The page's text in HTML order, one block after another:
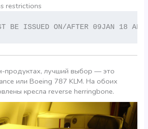
restrictions
BE ISSUED ON/AFTER 09JAN 18
продуктах, лучший выбор — это
или Boeing 787 KLM. На обоих
кресла reverse herringbone.